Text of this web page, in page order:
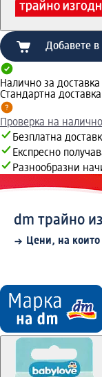
Добавете в
Налично за доставка
Стандартна
Проверка на
Безплатна
Експресно
Разнообразни
dm трайно
Цени, на които